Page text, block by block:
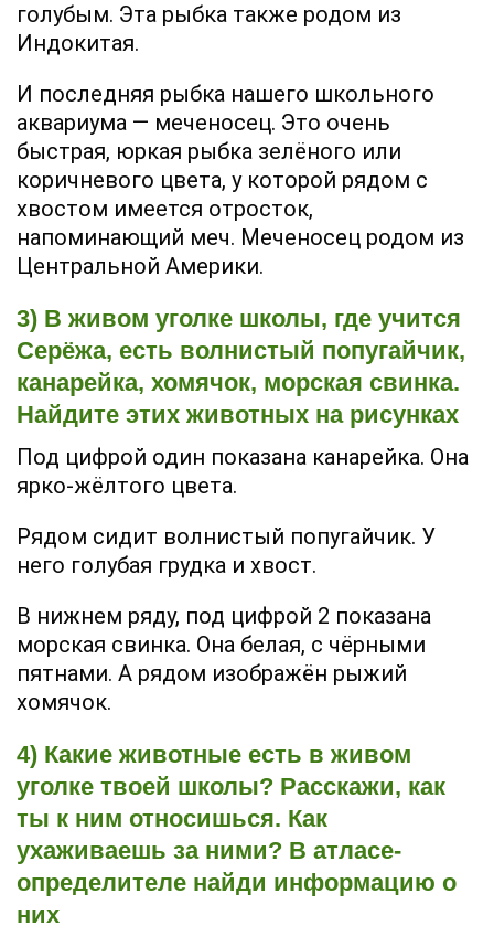
голубым. Эта рыбка также родом из
Индокитая.
И последняя рыбка нашего школьного
аквариума — меченосец. Это очень
быстрая, юркая рыбка зелёного или
коричневого цвета, у которой рядом с
хвостом имеется отросток,
напоминающий меч. Меченосец родом из
Центральной Америки.
3) В живом уголке школы, где учится
Серёжа, есть волнистый попугайчик,
канарейка, хомячок, морская свинка.
Найдите этих животных на рисунках
Под цифрой один показана канарейка. Она
ярко-жёлтого цвета.
Рядом сидит волнистый попугайчик. У
него голубая грудка и хвост.
В нижнем ряду, под цифрой 2 показана
морская свинка. Она белая, с чёрными
пятнами. А рядом изображён рыжий
хомячок.
4) Какие животные есть в живом
уголке твоей школы? Расскажи, как
ты к ним относишься. Как
ухаживаешь за ними? В атласе-
определителе найди информацию о
них